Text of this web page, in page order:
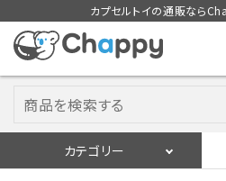
カプセルトイの通販なら
カテゴリー